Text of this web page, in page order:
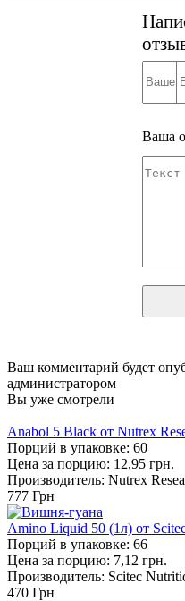
Ваша
Ваш комментарий будет
администратором
Вы уже смотрели
Anabol 5 Black от Nutrex
Порций в упаковке: 60
Цена за порцию: 12,95 грн.
Производитель: Nutrex
777 Грн
Amino Liquid 50 (1л) от
Порций в упаковке: 66
Цена за порцию: 7,12 грн.
Производитель: Scitec
470 Грн